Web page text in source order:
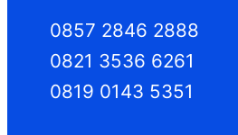
0857 2846 2888
0821 3536 6261
0819 0143 5351